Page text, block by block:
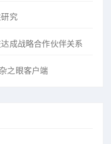
究
成战略合作伙伴关系
之眼客户端